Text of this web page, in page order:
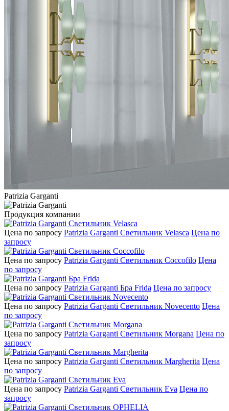
Patrizia Garganti
Продукция компании
Цена по запросу Patrizia Garganti Светильник Velasca Цена по
запросу
Цена по запросу Patrizia Garganti Светильник Coccofilo Цена
по запросу
Цена по запросу Patrizia Garganti Бра Frida Цена по запросу
Цена по запросу Patrizia Garganti Светильник Novecento Цена
по запросу
Цена по запросу Patrizia Garganti Светильник Morgana Цена по
запросу
Цена по запросу Patrizia Garganti Светильник Margherita Цена
по запросу
Цена по запросу Patrizia Garganti Светильник Eva Цена по
запросу